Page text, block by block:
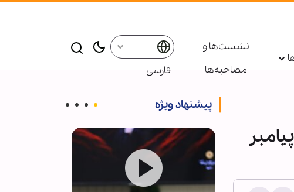
نشست‌ها و
مصاحبه‌ها
فارسی
پیشنهاد ویژه